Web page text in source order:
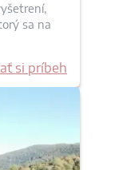
sa na
si príbeh